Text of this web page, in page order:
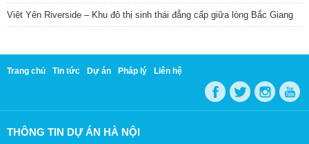
Việt Yên Riverside – Khu đô thị sinh thái đẳng cấp giữa lòng Bắc Giang
Trang chủ Tin tức Dự án Pháp lý Liên hệ
THÔNG TIN DỰ ÁN HÀ NỘI